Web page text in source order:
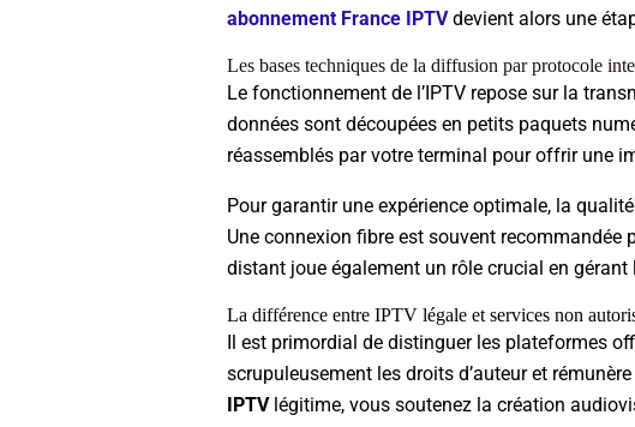
abonnement France IPTVdevient alors une
Les bases techniques de la diffusion par protocole
Le fonctionnement de l’IPTV repose sur la
données sont découpées en petits paquets
réassemblés par votre terminal pour offrir une
Pour garantir une expérience optimale, la
Une connexion fibre est souvent
distant joue également un rôle crucial en
La différence entre IPTV légale et services non
Il est primordial de distinguer les plateformes
scrupuleusement les droits d’auteur et
IPTVlégitime, vous soutenez la création